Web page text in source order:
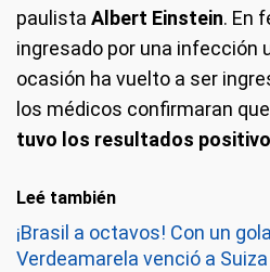
paulista Albert Einstein. En
ingresado por una infección
ocasión ha vuelto a ser
los médicos confirmaran
tuvo los resultados
Leé también
¡Brasil a octavos! Con un
Verdeamarela venció a